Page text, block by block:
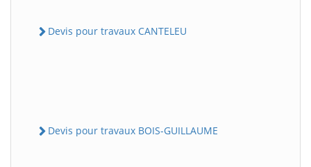
Devis pour travaux CANTELEU
Devis pour travaux BOIS-GUILLAUME